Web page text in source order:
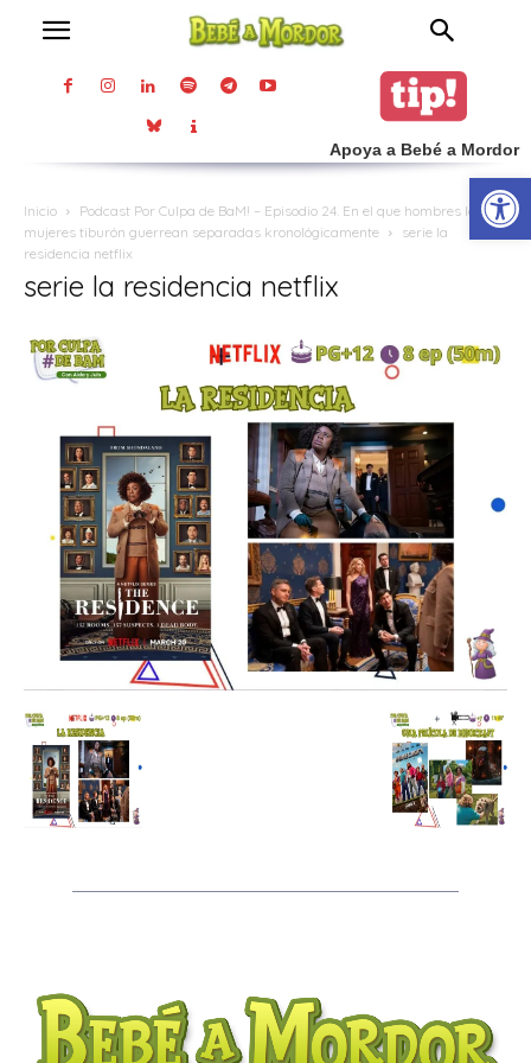
Apoya a Bebé a Mordor
Inicio
Podcast Por Culpa de BaM! – Episodio 24. En el que hombres lobo y
mujeres tiburón guerrean separadas kronológicamente
serie la
residencia netflix
serie la residencia netflix